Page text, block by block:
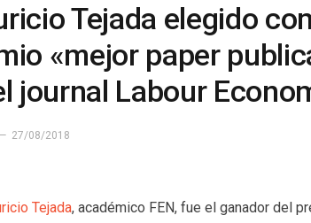
Tejada elegido
«mejor paper
journal Labour
27/08/2018
Tejada, académico FEN, fue el ganador del